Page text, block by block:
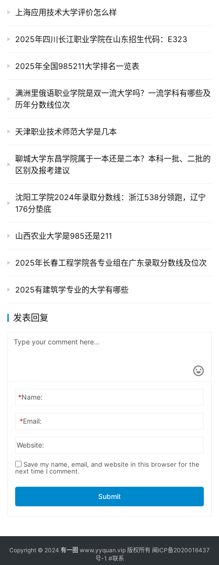
上海应用技术大学评价怎么样
2025年四川长江职业学院在山东招生代码：E323
2025年全国985211大学排名一览表
满洲里俄语职业学院是双一流大学吗？一流学科有哪些及
历年分数线位次
天津职业技术师范大学是几本
聊城大学东昌学院属于一本还是二本？本科一批、二批的
区别及报考建议
沈阳工学院2024年录取分数线：浙江538分领跑，辽宁
176分垫底
山西农业大学是985还是211
2025年长春工程学院各专业组在广东录取分数线及位次
2025有建筑学专业的大学有哪些
发表回复
*Name:
*Email:
Website:
Save my name, email, and website in this browser for the
next time I comment.
Submit
Copyright © 2024 有一圈 www.yyquan.vip 版权所有 闽ICP备2020016437
号-1 #联系